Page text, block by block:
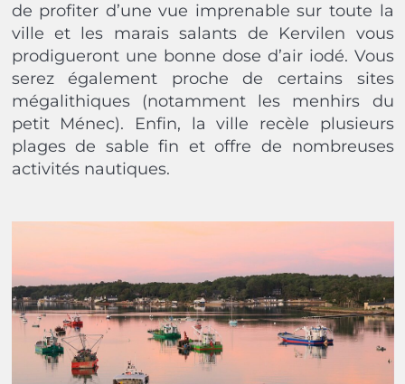
de profiter d’une vue imprenable sur toute la
ville et les marais salants de Kervilen vous
prodigueront une bonne dose d’air iodé. Vous
serez également proche de certains sites
mégalithiques (notamment les menhirs du
petit Ménec). Enfin, la ville recèle plusieurs
plages de sable fin et offre de nombreuses
activités nautiques.